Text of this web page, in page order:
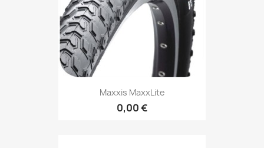
Maxxis MaxxLite
0,00 €